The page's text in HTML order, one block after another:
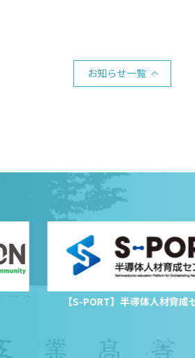
お知らせ一覧
【S-PORT】半導体人材育成